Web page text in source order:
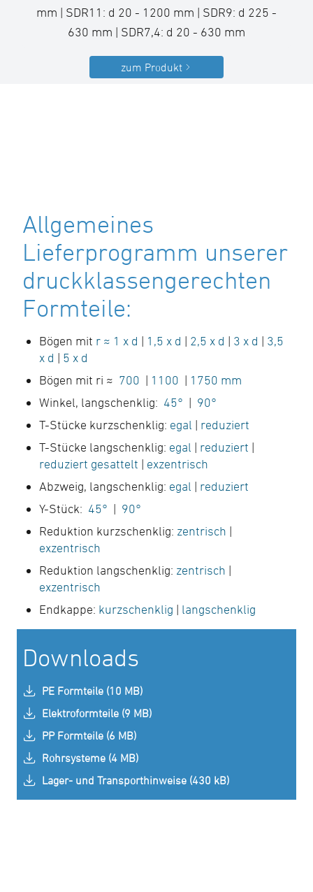
mm | SDR11: d 20 - 1200 mm | SDR9: d 225 -
630 mm | SDR7,4: d 20 - 630 mm
zum Produkt
Allgemeines
Lieferprogramm unserer
druckklassengerechten
Formteile:
Bögen mit r ≈ 1 x d | 1,5 x d | 2,5 x d | 3 x d | 3,5
x d | 5 x d
Bögen mit ri ≈ 700 | 1100 | 1750 mm
Winkel, langschenklig: 45° | 90°
T-Stücke kurzschenklig: egal | reduziert
T-Stücke langschenklig: egal | reduziert |
reduziert gesattelt | exzentrisch
Abzweig, langschenklig: egal | reduziert
Y-Stück: 45° | 90°
Reduktion kurzschenklig: zentrisch |
exzentrisch
Reduktion langschenklig: zentrisch |
exzentrisch
Endkappe: kurzschenklig | langschenklig
Downloads
PE Formteile (10 MB)
Elektroformteile (9 MB)
PP Formteile (6 MB)
Rohrsysteme (4 MB)
Lager- und Transporthinweise (430 kB)